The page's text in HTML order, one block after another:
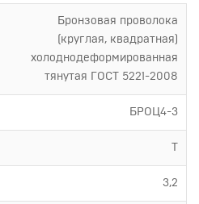
Бронзовая проволока
(круглая, квадратная)
холоднодеформированная
тянутая ГОСТ 5221-2008
БРОЦ4-3
3,2